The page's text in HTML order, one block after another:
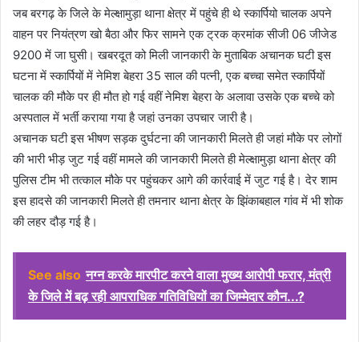
जब बरगढ़ के जिले के मेल्क्षामुड़ा थाना क्षेत्र में पहुंचे ही थे स्कार्पियो चालक अपने
वाहन पर नियंत्रण खो बैठा और फिर सामने एक ट्रक क्रमांक सीजी 06 जीजेड
9200 में जा घुसी। खबरदूत को मिली जानकारी के मुताबिक अचानक घटी इस
घटना में स्कार्पियों में नेमिश बेहरा 35 साल की पत्नी, एक बच्चा समेत स्कार्पियों
चालक की मौके पर ही मौत हो गई वहीं नेमिश बेहरा के अलावा उसके एक बच्चे को
अस्पताल में भर्ती कराया गया है जहां उनका उपचार जारी है।
अचानक घटी इस भीषण सड़क दुर्घटना की जानकारी मिलते ही जहां मौके पर लोगों
की भारी भीड़ जुट गई वहीं मामले की जानकारी मिलते ही मेल्क्षामुड़ा थाना क्षेत्र की
पुलिस टीम भी तत्काल मौके पर पहुंचकर आगे की कार्रवाई में जुट गई है। देर शाम
इस हादसे की जानकारी मिलते ही तमनार थाना क्षेत्र के झिंकाबहाल गांव में भी शोक
की लहर दौड़ गई है।
See also नग्न करके मारपीट करने वाला मुख्य आरोपी फरार, मंत्री
के जिले में बढ़ रही आपराधिक गतिविधियों का जिम्मेदार कौन...?